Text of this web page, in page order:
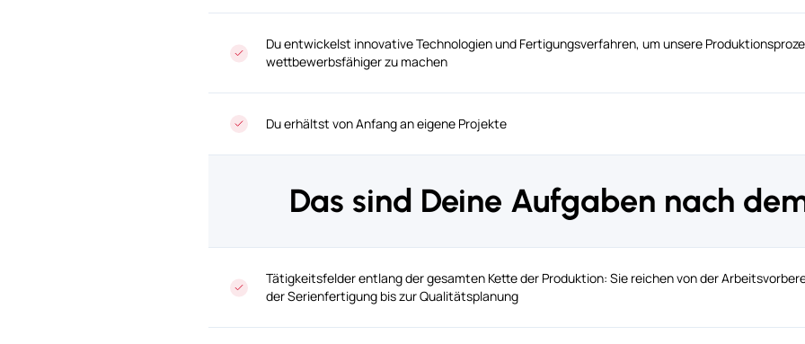
Du entwickelst innovative Technologien und Fertigungsverfahren, um unsere
wettbewerbsfähiger zu machen
Du erhältst von Anfang an eigene Projekte
Das sind Deine Aufgaben nach
Tätigkeitsfelder entlang der gesamten Kette der Produktion: Sie reichen von der
der Serienfertigung bis zur Qualitätsplanung